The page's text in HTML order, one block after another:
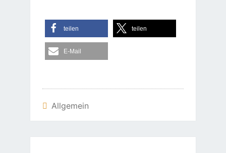
teilen teilen
E-Mail
Allgemein